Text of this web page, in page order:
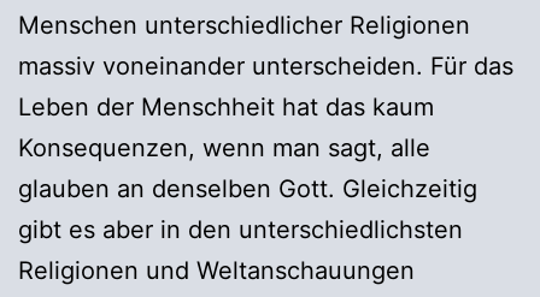
Menschen unterschiedlicher Religionen
massiv voneinander unterscheiden. Für das
Leben der Menschheit hat das kaum
Konsequenzen, wenn man sagt, alle
glauben an denselben Gott. Gleichzeitig
gibt es aber in den unterschiedlichsten
Religionen und Weltanschauungen